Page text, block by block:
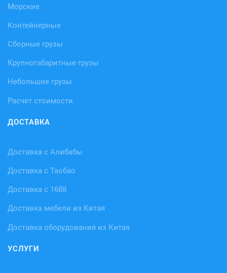
Морские
Контейнерные
Сборные грузы
Крупногабаритные грузы
Небольшие грузы
Расчет стоимости
ДОСТАВКА
Доставка с Алибабы
Доставка с Таобао
Доставка с 1688
Доставка мебели из Китая
Доставка оборудования из Китая
УСЛУГИ